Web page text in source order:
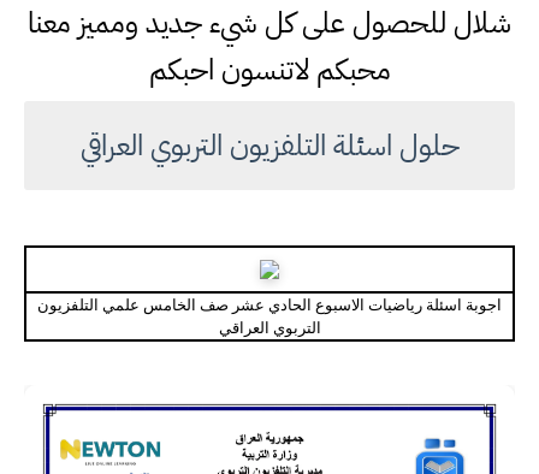
شلال للحصول على كل شيء جديد ومميز معنا
محبكم لاتنسون احبكم
حلول اسئلة التلفزيون التربوي العراقي
اجوبة اسئلة رياضيات الاسبوع الحادي عشر صف الخامس علمي التلفزيون
التربوي العراقي